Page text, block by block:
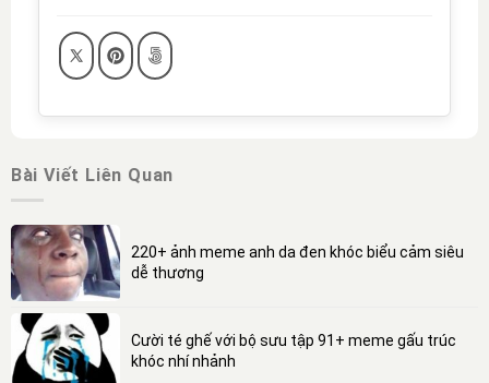
Bài Viết Liên Quan
220+ ảnh meme anh da đen khóc biểu cảm siêu
dễ thương
Cười té ghế với bộ sưu tập 91+ meme gấu trúc
khóc nhí nhảnh